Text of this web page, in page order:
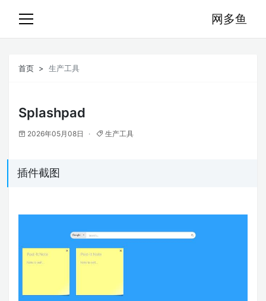
网多鱼
首页 生产工具
Splashpad
2026年05月08日 生产工具
插件截图